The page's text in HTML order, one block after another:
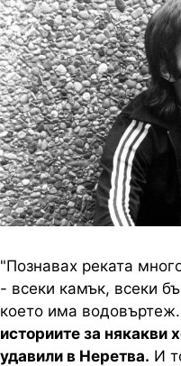
"Познавах реката
- всеки камък, всеки
което има водовъртеж.
историите за някакви
удавили в Неретва. И